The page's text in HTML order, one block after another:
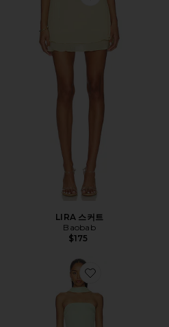
Favorite LIRA 스커트
LIRA 스커트
Baobab
$175
Favorite EL 원피스